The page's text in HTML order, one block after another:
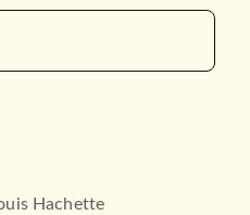
Hachette